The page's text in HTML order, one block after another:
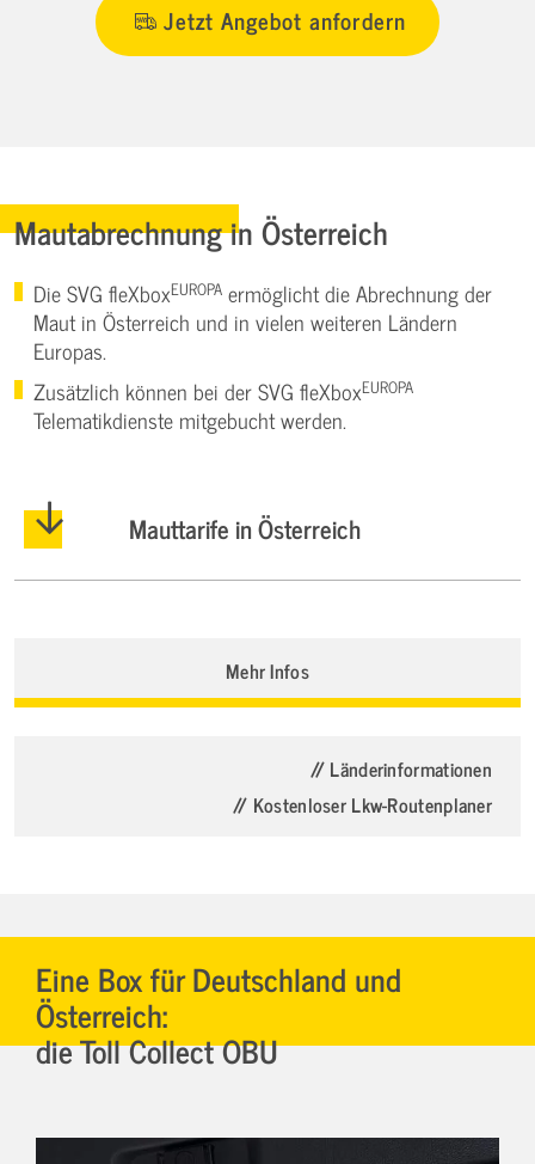
Jetzt Angebot anfordern
Mautabrechnung in Österreich
Die SVG fleXboxEUROPA ermöglicht die Abrechnung der
Maut in Österreich und in vielen weiteren Ländern
Europas.
Zusätzlich können bei der SVG fleXboxEUROPA
Telematikdienste mitgebucht werden.
Mauttarife in Österreich
Mehr Infos
// Länderinformationen
// Kostenloser Lkw-Routenplaner
Eine Box für Deutschland und
Österreich:
die Toll Collect OBU